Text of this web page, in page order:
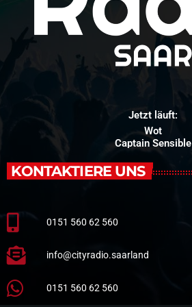
Jetzt läuft:
Wot
Captain Sensible
KONTAKTIERE UNS
0151 560 62 560
info@cityradio.saarland
0151 560 62 560